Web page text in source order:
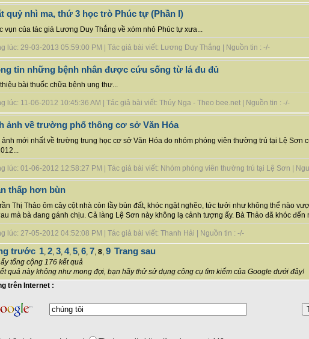
quỷ nhì ma, thứ 3 học trò Phúc tự (Phần I)
vụn của tác giả Lương Duy Thắng về xóm nhỏ Phúc tự xưa...
lúc: 29-03-2013 05:59:00 PM | Tác giả bài viết: Lương Duy Thắng | Nguồn tin : -/-
tin những bệnh nhân được cứu sống từ lá đu đủ
bài thuốc chữa bệnh ung thư...
lúc: 11-06-2012 10:45:36 AM | Tác giả bài viết: Thúy Nga - Theo bee.net | Nguồn tin : -/-
ảnh về trường phổ thông cơ sở Văn Hóa
ảnh mới nhất về trường trung học cơ sở Văn Hóa do nhóm phóng viên thường trú tại Lệ Sơn
lúc: 01-06-2012 12:58:27 PM | Tác giả bài viết: Nhóm phóng viên thường trú tại Lệ Sơn |
thấp hơn bùn
Thị Thảo ôm cây cột nhà còn lầy bùn đất, khóc ngặt nghẽo, tức tưởi như không thể nào
mà bà đang gánh chịu. Cả làng Lệ Sơn này không lạ cảnh tượng ấy. Bà Thảo đã khóc đến
lúc: 27-05-2012 04:52:08 PM | Tác giả bài viết: Thanh Hải | Nguồn tin : -/-
trước 1, 2, 3, 4, 5, 6, 7, 8, 9 Trang sau
tổng cộng 176 kết quả
quả này không như mong đợi, bạn hãy thử sử dụng công cụ tìm kiếm của Google dưới đây!
trên Internet :